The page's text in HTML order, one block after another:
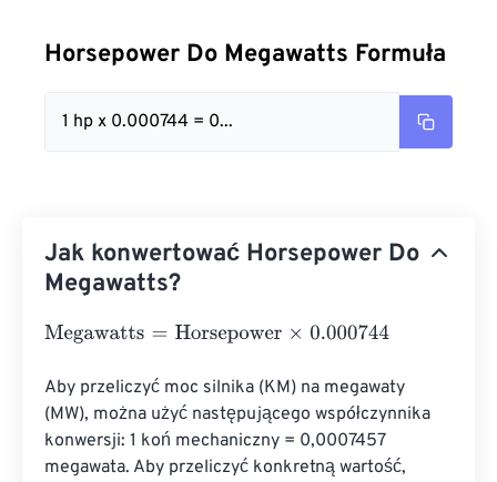
Horsepower Do Megawatts Formuła
1 hp x 0.000744 = 0...
Jak konwertować Horsepower Do
Megawatts?
Megawatts=Horsepower×0.000744
Aby przeliczyć moc silnika (KM) na megawaty
(MW), można użyć następującego współczynnika
konwersji: 1 koń mechaniczny = 0,0007457
megawata. Aby przeliczyć konkretną wartość,